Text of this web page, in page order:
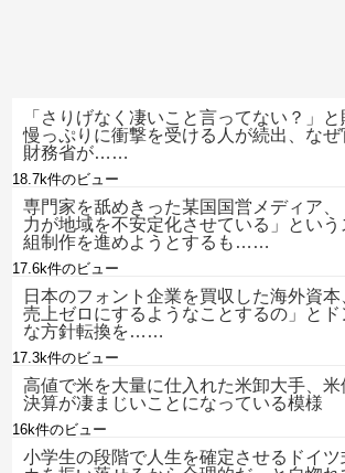
「さりげなく凄いこと言ってない？」
慢っぷりに衝撃を受ける人が続出、な
財務省が……
18.7k件のビュー
専門家を舐めきった某国国営メディア
力が地域を不安定化させている」とい
組制作を進めようとするも……
17.6k件のビュー
日本のフォント企業を買収した海外資
売上ゼロにするようなことするの」とド
な方針転換を……
17.3k件のビュー
高値で米を大量に仕入れた米卸大手、米
決算が凄まじいことになっている模様
16k件のビュー
小学生の段階で人生を確定させるドイ